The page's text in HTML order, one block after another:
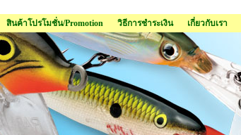
สินค้าโปรโมชั่น/Promotion วิธีการชำระเงิน เกี่ยวกับเรา